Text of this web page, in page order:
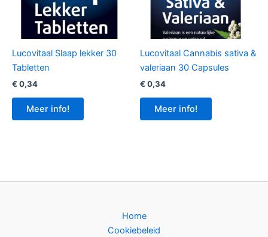
Lucovitaal Slaap lekker 30
Tabletten
€ 0,34
Meer info!
Lucovitaal Cannabis sativa &
valeriaan 30 Capsules
€ 0,34
Meer info!
Home
Cookiebeleid